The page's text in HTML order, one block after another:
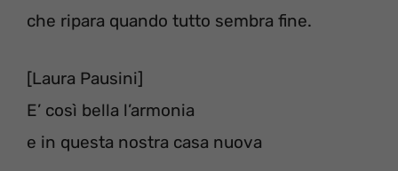
che ripara quando tutto sembra fine.
[Laura Pausini]
E’ così bella l’armonia
e in questa nostra casa nuova